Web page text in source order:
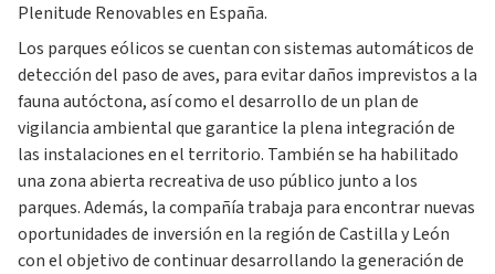
Plenitude Renovables en España.
Los parques eólicos se cuentan con sistemas automáticos de
detección del paso de aves, para evitar daños imprevistos a la
fauna autóctona, así como el desarrollo de un plan de
vigilancia ambiental que garantice la plena integración de
las instalaciones en el territorio. También se ha habilitado
una zona abierta recreativa de uso público junto a los
parques. Además, la compañía trabaja para encontrar nuevas
oportunidades de inversión en la región de Castilla y León
con el objetivo de continuar desarrollando la generación de